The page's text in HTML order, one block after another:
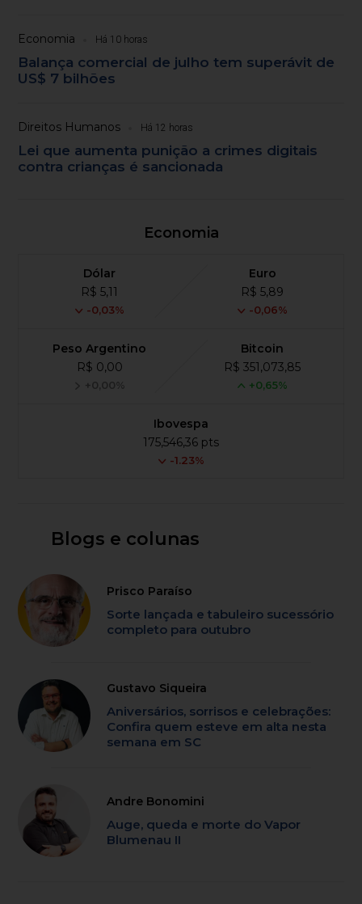
Economia Há 10 horas
Balança comercial de julho tem superávit de
US$ 7 bilhões
Direitos Humanos Há 12 horas
Lei que aumenta punição a crimes digitais
contra crianças é sancionada
Economia
Dólar
R$ 5,11
-0,03%
Euro
R$ 5,89
-0,06%
Peso Argentino
R$ 0,00
+0,00%
Bitcoin
R$ 351,073,85
+0,65%
Ibovespa
175,546,36 pts
-1.23%
Blogs e colunas
Prisco Paraíso
Sorte lançada e tabuleiro sucessório
completo para outubro
Gustavo Siqueira
Aniversários, sorrisos e celebrações:
Confira quem esteve em alta nesta
semana em SC
Andre Bonomini
Auge, queda e morte do Vapor
Blumenau II